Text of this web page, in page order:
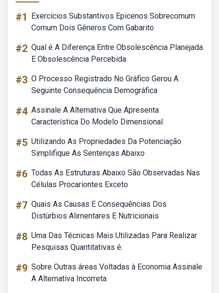
#1
Exercícios Substantivos Epicenos Sobrecomum
Comum Dois Gêneros Com Gabarito
#2 Qual é A Diferença Entre Obsolescência Planejada
E Obsolescência Percebida
#3 O Processo Registrado No Gráfico Gerou A
Seguinte Consequência Demográfica
#4 Assinale A Alternativa Que Apresenta
Característica Do Modelo Dimensional.
#5 Utilizando As Propriedades Da Potenciação
Simplifique As Sentenças Abaixo
#6 Todas As Estruturas Abaixo São Observadas Nas
Células Procariontes Exceto
#7 Quais As Causas E Consequências Dos
Distúrbios Alimentares E Nutricionais
#8 Uma Das Técnicas Mais Utilizadas Para Realizar
Pesquisas Quantitativas é:
#9 Sobre Outras áreas Voltadas à Economia Assinale
A Alternativa Incorreta